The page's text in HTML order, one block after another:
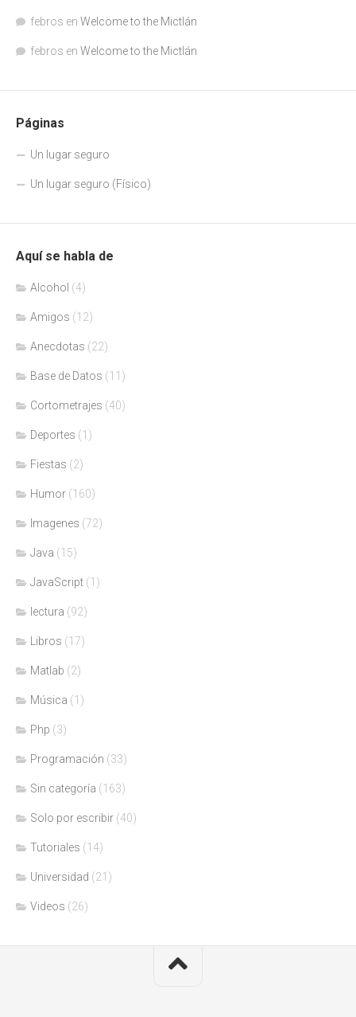
febros en Welcome to the Mictlán
febros en Welcome to the Mictlán
Páginas
Un lugar seguro
Un lugar seguro (Físico)
Aquí se habla de
Alcohol (4)
Amigos (12)
Anecdotas (22)
Base de Datos (11)
Cortometrajes (40)
Deportes (1)
Fiestas (2)
Humor (160)
Imagenes (72)
Java (15)
JavaScript (1)
lectura (92)
Libros (17)
Matlab (2)
Música (1)
Php (3)
Programación (33)
Sin categoría (163)
Solo por escribir (40)
Tutoriales (14)
Universidad (21)
Videos (26)